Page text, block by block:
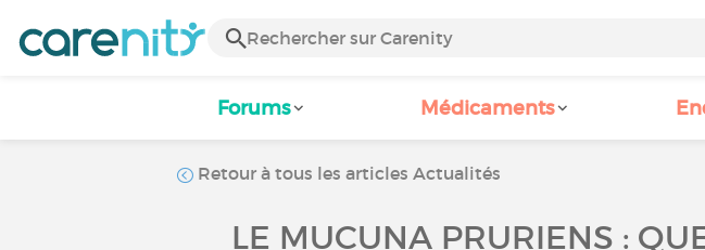
Forums Médicaments
Retour à tous les articles Actualités
LE MUCUNA PRURIENS :